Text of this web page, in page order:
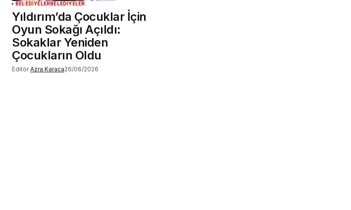
BELEDİYELERBELEDİYELER
Yıldırım’da Çocuklar İçin
Oyun Sokağı Açıldı:
Sokaklar Yeniden
Çocukların Oldu
Editör Azra Karaca26/06/2026